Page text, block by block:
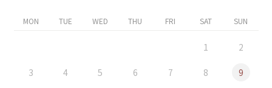
MON TUE WED THU FRI SAT SUN
1 2
3 4 5 6 7 8 9